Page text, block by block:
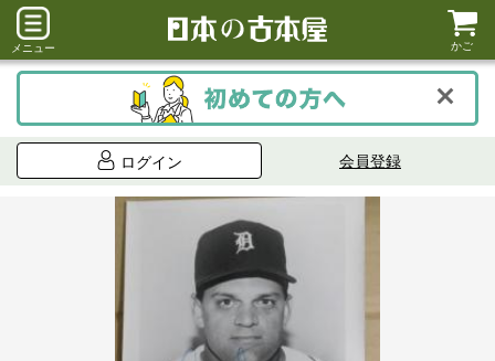
メニュー かご
ログイン 会員登録